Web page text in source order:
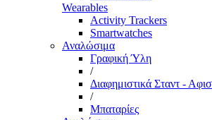
Wearables
Activity Trackers
Smartwatches
Αναλώσιμα
Γραφική Ύλη
/
Διαφημιστικά Σταντ -
/
Μπαταρίες